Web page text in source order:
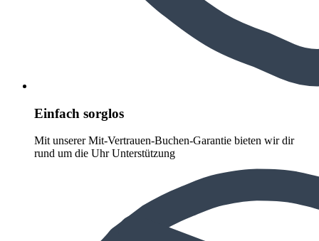
Einfach sorglos
Mit unserer Mit-Vertrauen-Buchen-Garantie bieten wir dir
rund um die Uhr Unterstützung